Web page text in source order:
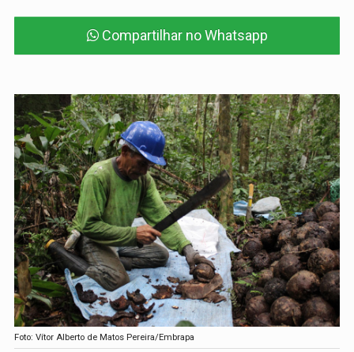
Compartilhar no Whatsapp
Foto: Vítor Alberto de Matos Pereira/Embrapa